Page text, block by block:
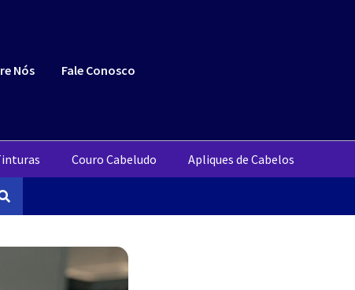
Nós Fale Conosco
Couro Cabeludo Apliques de Cabelos